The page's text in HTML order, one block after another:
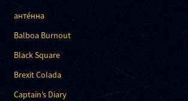
анте́нна
Balboa Burnout
Black Square
Brexit Colada
Captain’s Diary